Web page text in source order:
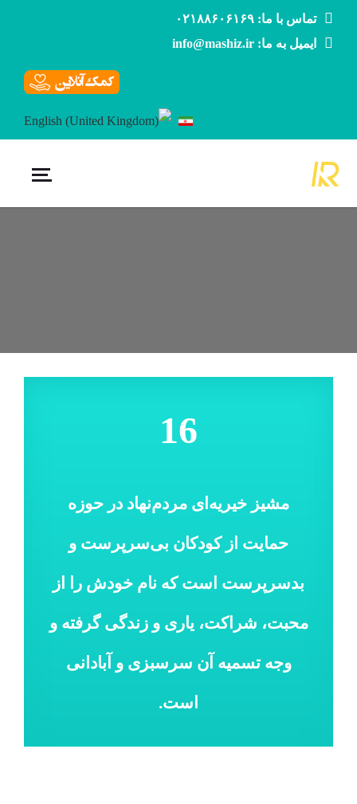
تماس با ما: ۰۲۱۸۸۶۰۶۱۶۹
ایمیل به ما: info@mashiz.ir
16
مشیز خیریه‌ای‌ مردم‌نهاد در حوزه‌
حمایت‌ از کودکان‌ بی‌سرپرست ‌و‌
بدسرپرست‌ است که‌ نام‌ خودش‌ را از
محبت، شراکت، یاری و زندگی‌ گرفته‌ و
وجه ‌تسمیه ‌آن‌ سرسبزی‌ و آبادانی
است.